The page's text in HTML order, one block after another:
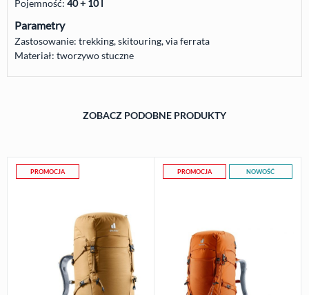
Pojemność: 40 + 10 l
Parametry
Zastosowanie: trekking, skitouring, via ferrata
Materiał: tworzywo stuczne
ZOBACZ PODOBNE PRODUKTY
PROMOCJA PROMOCJA NOWOŚĆ